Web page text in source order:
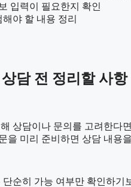
입력이 필요한지 확인
야 할 내용 정리
담 전 정리할 사항
상담이나 문의를 고려한다
을 미리 준비하면 상담 내용
순히 가능 여부만 확인하기